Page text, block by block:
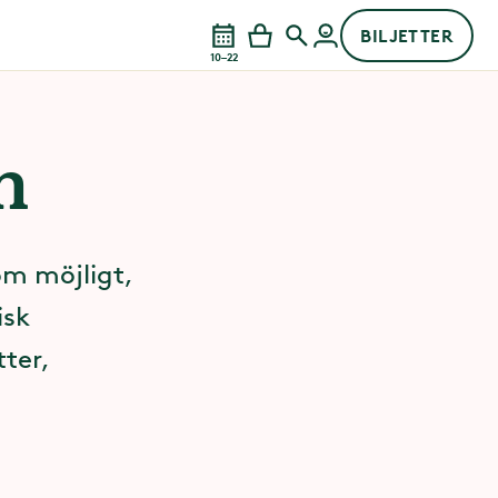
10–22
BILJETTER
möjligt,